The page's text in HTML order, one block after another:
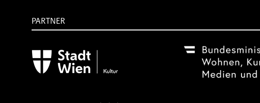
PARTNER